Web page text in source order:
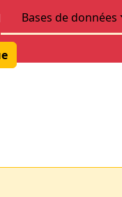
Bases de données